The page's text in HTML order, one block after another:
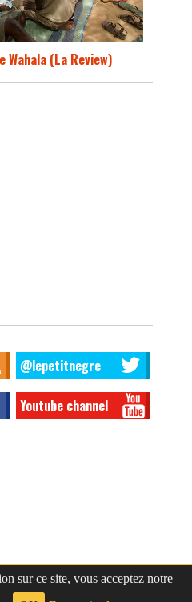
sur ce site, vous acceptez notre
Wahala (La Review)
@lepetitnegre
Youtube channel